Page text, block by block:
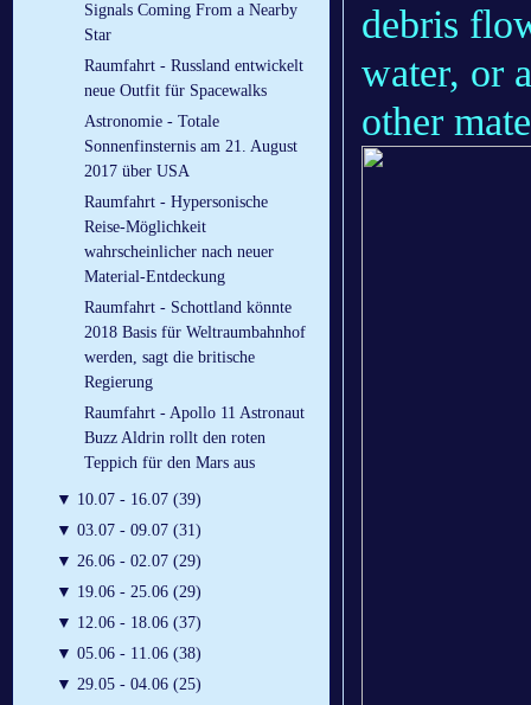
Signals Coming From a Nearby
Star
Raumfahrt - Russland entwickelt
neue Outfit für Spacewalks
Astronomie - Totale
Sonnenfinsternis am 21. August
2017 über USA
Raumfahrt - Hypersonische
Reise-Möglichkeit
wahrscheinlicher nach neuer
Material-Entdeckung
Raumfahrt - Schottland könnte
2018 Basis für Weltraumbahnhof
werden, sagt die britische
Regierung
Raumfahrt - Apollo 11 Astronaut
Buzz Aldrin rollt den roten
Teppich für den Mars aus
▼ 10.07 - 16.07 (39)
▼ 03.07 - 09.07 (31)
▼ 26.06 - 02.07 (29)
▼ 19.06 - 25.06 (29)
▼ 12.06 - 18.06 (37)
▼ 05.06 - 11.06 (38)
▼ 29.05 - 04.06 (25)
debris
water, or
other